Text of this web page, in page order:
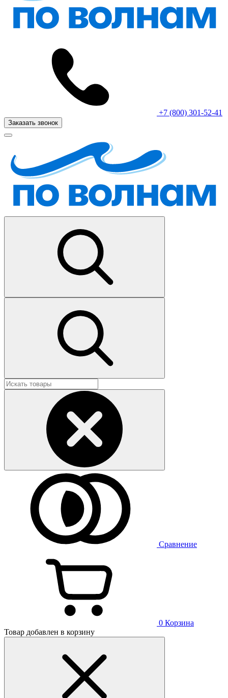
+7 (800) 301-52-41
Заказать звонок
Сравнение
0 Корзина
Товар добавлен в корзину